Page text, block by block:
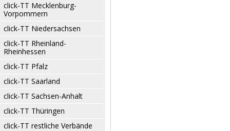
click-TT Mecklenburg-
Vorpommern
click-TT Niedersachsen
click-TT Rheinland-
Rheinhessen
click-TT Pfalz
click-TT Saarland
click-TT Sachsen-Anhalt
click-TT Thüringen
click-TT restliche Verbände